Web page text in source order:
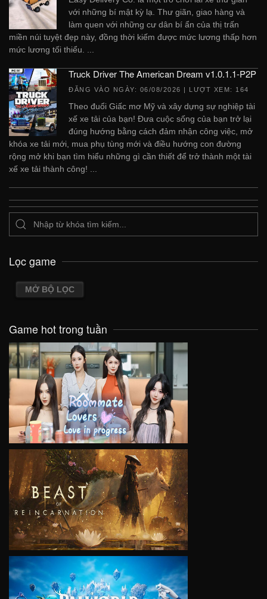
với những bí mật kỳ lạ. Thư giãn, giao hàng và
làm quen với những cư dân bí ẩn của thị trấn
miền núi tuyệt đẹp này, đồng thời kiếm được mức lương thấp hơn
mức lương tối thiểu. ...
Truck Driver The American Dream v1.0.1.1-P2P
ĐĂNG VÀO NGÀY: 06/08/2026 | LƯỢT XEM: 164
Theo đuổi Giấc mơ Mỹ và xây dựng sự nghiệp tài
xế xe tải của bạn! Đưa cuộc sống của bạn trở lại
đúng hướng bằng cách đảm nhận công việc, mở
khóa xe tải mới, mua phụ tùng mới và điều hướng con đường
rộng mở khi bạn tìm hiểu những gì cần thiết để trở thành một tài
xế xe tải thành công! ...
Lọc game
MỞ BỘ LỌC
Game hot trong tuần
VIEW
VIEW